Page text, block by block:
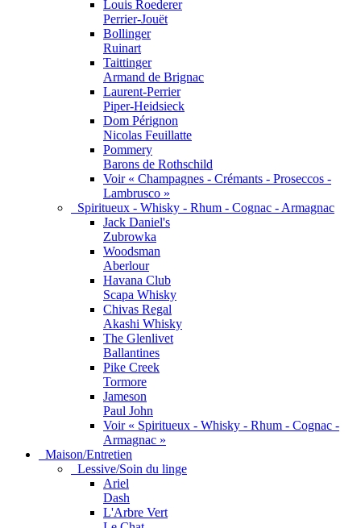
Louis Roederer
Perrier-Jouët
Bollinger
Ruinart
Taittinger
Armand de Brignac
Laurent-Perrier
Piper-Heidsieck
Dom Pérignon
Nicolas Feuillatte
Pommery
Barons de Rothschild
Voir « Champagnes - Crémants - Proseccos -
Lambrusco »
Spiritueux - Whisky - Rhum - Cognac - Armagnac
Jack Daniel's
Zubrowka
Woodsman
Aberlour
Havana Club
Scapa Whisky
Chivas Regal
Akashi Whisky
The Glenlivet
Ballantines
Pike Creek
Tormore
Jameson
Paul John
Voir « Spiritueux - Whisky - Rhum - Cognac -
Armagnac »
Maison/Entretien
Lessive/Soin du linge
Ariel
Dash
L'Arbre Vert